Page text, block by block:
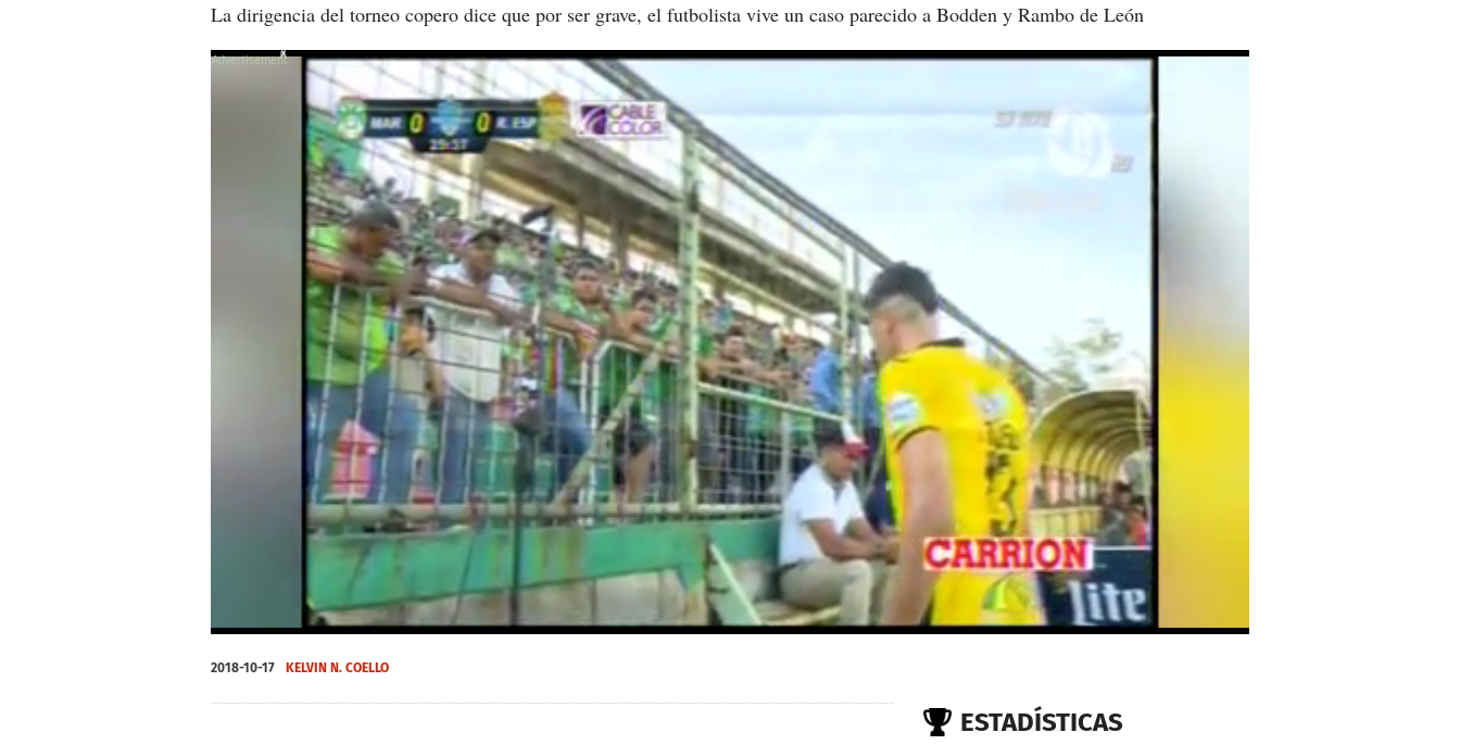
La dirigencia del torneo copero dice que por ser grave, el futbolista vive un caso parecido a Bodden y Rambo de León
seconds
of
X
2018-10-17 KELVIN N. COELLO
ESTADÍSTICAS